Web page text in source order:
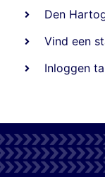
Den
Vind een
Inloggen